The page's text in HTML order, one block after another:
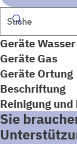
Suchen
Geräte Wasser
Geräte Gas
Geräte Ortung
Beschriftung
Reinigung
Sie